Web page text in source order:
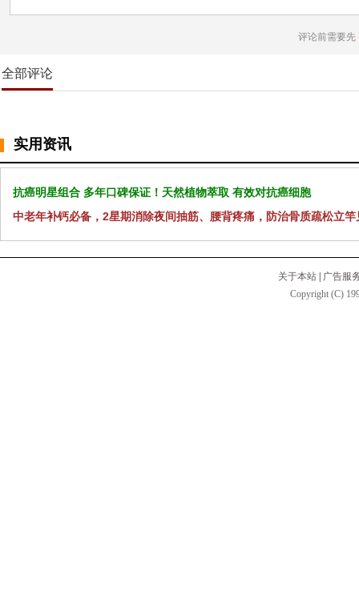
评论前需要先
全部评论
实用资讯
抗癌明星组合 多年口碑保证！天然植物萃取 有效对抗癌细胞
中老年补钙必备，2星期消除夜间抽筋、腰背疼痛，防治骨质疏松立竿
关于本站
广告服
Copyright (C)